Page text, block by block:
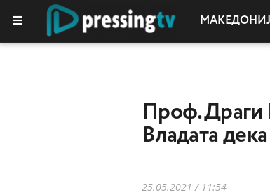
Проф.Драги
Владата
25.05.2021 / 11:54